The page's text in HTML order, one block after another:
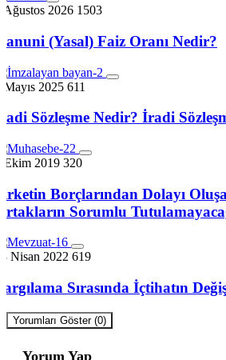
Ağustos 2026 1503
(Yasal) Faiz Oranı Nedir?
Mayıs 2025 611
Sözleşme Nedir? İradi
Ekim 2019 320
Borçlarından Dolayı
Sorumlu
Nisan 2022 619
Sırasında İçtihatın
Yorumları Göster (0)
Yorum Yap